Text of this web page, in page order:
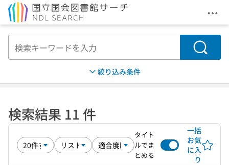
メ
検索
絞り込み条件
検索結果 11 件
タイト
ルでま
とめる
一括
お気
に入
り